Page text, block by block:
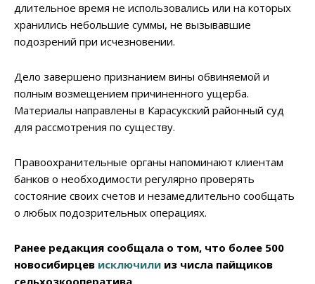
длительное время не использовались или на которых
хранились небольшие суммы, не вызывавшие
подозрений при исчезновении.
Дело завершено признанием вины обвиняемой и
полным возмещением причиненного ущерба.
Материалы направлены в Карасукский районный суд
для рассмотрения по существу.
Правоохранительные органы напоминают клиентам
банков о необходимости регулярно проверять
состояние своих счетов и незамедлительно сообщать
о любых подозрительных операциях.
Ранее редакция сообщала о том, что более 500
новосибирцев исключили из числа пайщиков